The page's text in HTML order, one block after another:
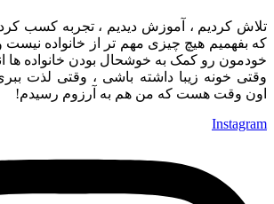
تلاش کردیم ، آموزش دیدیم ، تجربه کسب
که بفهمیم هیچ چیزی مهم تر از خانواده
خودمون رو کمک به خوشحال بودن خانواده ها
وقتی خونه زیبا داشته باشی ، وقتی لذت
اون وقت هست که من هم به آرزوم رسیدم!
Instagram